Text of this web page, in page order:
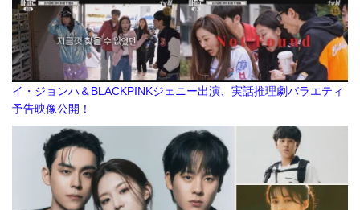
イ・ジョンハ＆BLACKPINKジェニー出演、実話推理劇バラエティ
予告映像公開！